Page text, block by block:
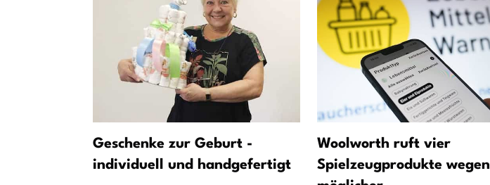
Geschenke zur Geburt -
individuell und handgefertigt
Woolworth ruft vier
Spielzeugprodukte wegen